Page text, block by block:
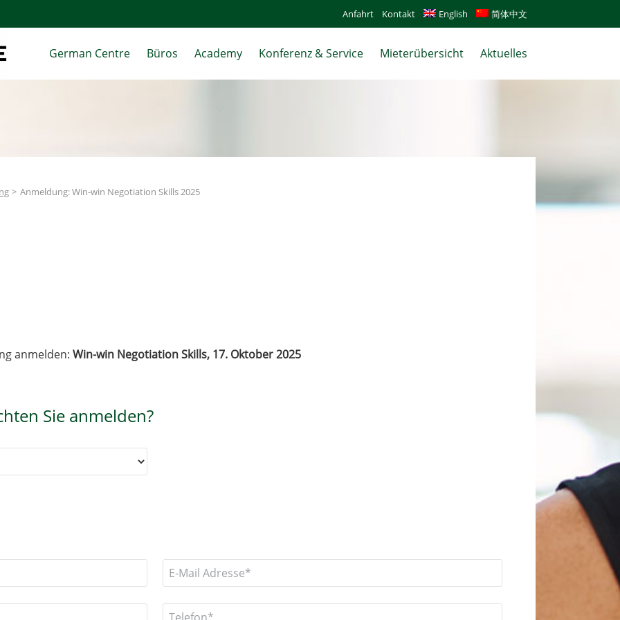
Anfahrt Kontakt English 简体中文
German Centre Büros Academy Konferenz & Service Mieterübersicht Aktuelles
Anmeldung: Win-win Negotiation Skills 2025
anmelden: Win-win Negotiation Skills, 17. Oktober 2025
Sie anmelden?